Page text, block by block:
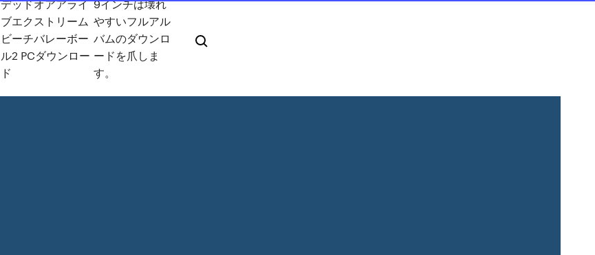
デッドオアアライ
ブエクストリーム
ビーチバレーボー
ル2 PCダウンロー
ド
9インチは壊れ
やすいフルアル
バムのダウンロ
ードを爪しま
す。